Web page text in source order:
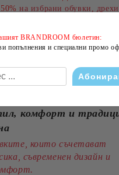
на избрани обувки,
за разнообразни артикули и
са ограничени.
и подарете на лятото си
цена!
комфорт и
които съчетават
съвременен дизайн и
BRANDROOM бюлетин:
попълнения и специални промо